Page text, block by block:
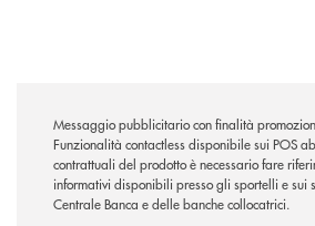
Messaggio pubblicitario con finalità
Funzionalità contactless disponibile sui POS
contrattuali del prodotto è necessario fare
informativi disponibili presso gli sportelli e sui
Centrale Banca e delle banche collocatrici.